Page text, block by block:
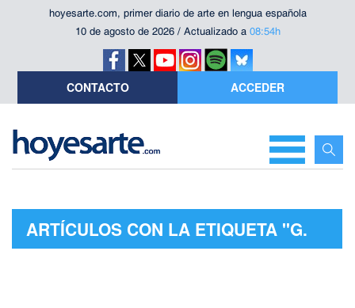
hoyesarte.com, primer diario de arte en lengua española
10 de agosto de 2026 / Actualizado a 08:54h
CONTACTO ACCEDER
ARTÍCULOS CON LA ETIQUETA "G.